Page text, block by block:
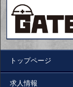
トップページ
求人情報